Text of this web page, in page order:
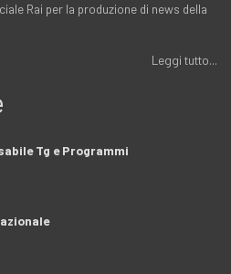
Rai per la produzione di news della
Leggi tutto...
Tg e Programmi